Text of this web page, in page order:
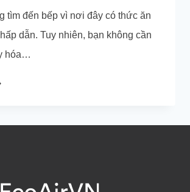
tìm đến bếp vì nơi đây có thức ăn
dẫn. Tuy nhiên, bạn không cần
hóa…